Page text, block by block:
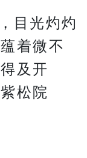
目光灼灼
着微不
及开
松院